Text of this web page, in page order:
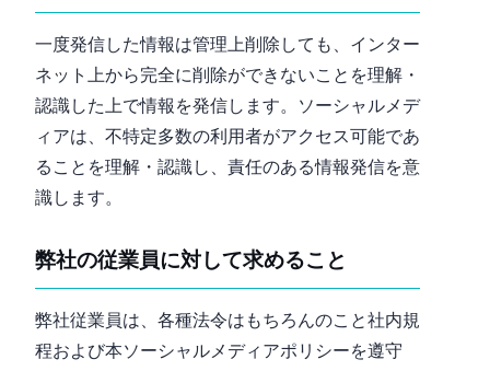
一度発信した情報は管理上削除しても、インター
ネット上から完全に削除ができないことを理解・
認識した上で情報を発信します。 ソーシャルメデ
ィアは、不特定多数の利用者がアクセス可能であ
ることを理解・認識し、責任のある情報発信を意
識します。
弊社の従業員に対して求めること
弊社従業員は、各種法令はもちろんのこと社内規
程および本ソーシャルメディアポリシーを遵守